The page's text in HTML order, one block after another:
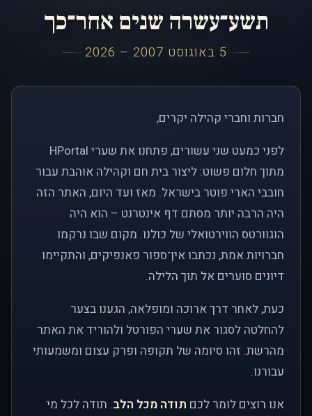
תשע־עשרה שנים אחר־כך
5 באוגוסט 2007 – 2026
חברות וחברי קהילה יקרים,
לפני כמעט שני עשורים, פתחנו את שערי HPortal
מתוך חלום פשוט: ליצור בית חם וקהילה אוהבת עבור
חובבי הארי פוטר בישראל. מאז ועד היום, האתר הזה
היה הרבה יותר מסתם דף אינטרנט – הוא היה
הוגוורטס הווירטואלי של כולנו. מקום שבו נרקמו
חברויות אמת, נכתבו אין־ספור פאנפיקים, והתקיימו
דיונים סוערים אל תוך הלילה.
כעת, לאחר דרך ארוכה ומופלאה, הגענו בצער
להחלטה לסגור את שערי הפורטל ולהוריד את האתר
מהרשת. זהו סיומה של תקופה ופרק עצום ומשמעותי
עבורנו.
אנו רוצים לומר לכם תודה מכל הלב. תודה לכל מי